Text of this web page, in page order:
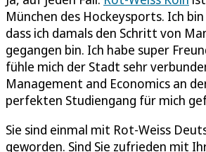
München des Hockeysports. Ich
dass ich damals den Schritt von
gegangen bin. Ich habe super
fühle mich der Stadt sehr
Management and Economics an
perfekten Studiengang für mich
Sie sind einmal mit Rot-Weiss
geworden. Sind Sie zufrieden mit